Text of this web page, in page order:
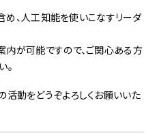
、人工知能を使いこなすリーダ
内が可能ですので、ご関心ある方
。
動をどうぞよろしくお願いいた